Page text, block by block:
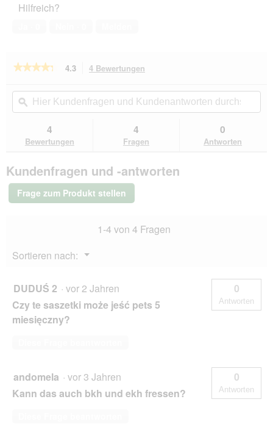
5
Hilfreich?
★★★★★
★★★★★
5
lesen
ROYAL
Persian
Adult
4.3 4 Bewertungen
Aktion
navigierst
du
den
Bewertungen.
Hier
Kundenfragen
und
Kundenantworten
durchsuchen
ϙ
4
Bewertungen
4
Fragen
0
Antworten
Kundenfragen und -antworten
Frage zum Produkt stellen
1-4 von 4 Fragen
Sortieren nach:
▼
Menü
DUDUŚ 2 · vor 2 Jahren
Czy te saszetki może jeść pets 5
miesięczny?
0
Antworten
andomela · vor 3 Jahren
Kann das auch bkh und ekh fressen?
0
Antworten